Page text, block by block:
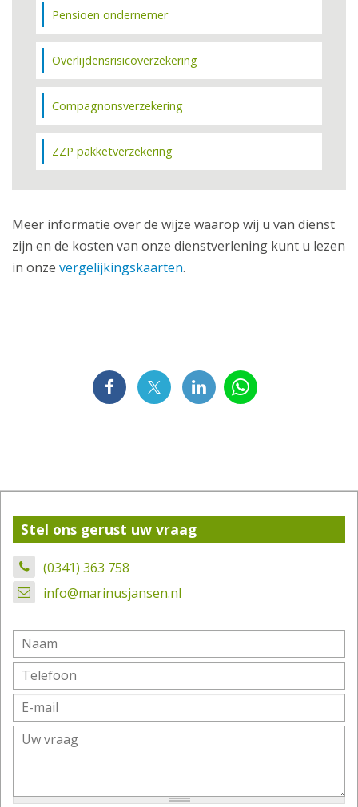
Pensioen ondernemer
Overlijdensrisicoverzekering
Compagnonsverzekering
ZZP pakketverzekering
Meer informatie over de wijze waarop wij u van dienst
zijn en de kosten van onze dienstverlening kunt u lezen
in onze vergelijkingskaarten.
Stel ons gerust uw vraag
(0341) 363 758
info@marinusjansen.nl